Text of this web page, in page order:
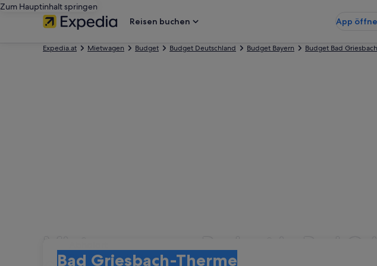
Zum Hauptinhalt springen
Reisen buchen
App
Expedia.at Mietwagen Budget Budget Deutschland Budget Bayern Budget Bad
Mietwagen von Budget in Bad
Bad Griesbach-Therme